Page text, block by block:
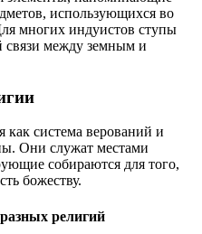
использующихся во
многих индуистов ступы
связи между земным и
как система верований и
Они служат местами
собираются для того,
божеству.
религий